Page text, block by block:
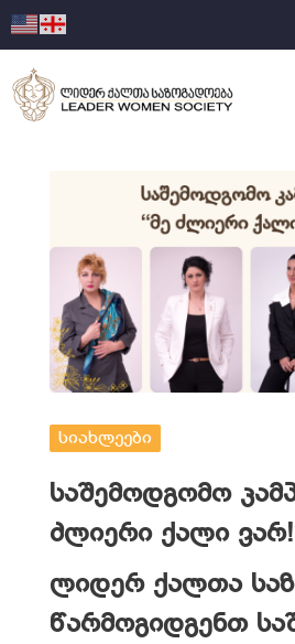
სიახლეები
საშემოდგომო
ძლიერი ქალი
ლიდერ ქალთა
წარმოგიდგენთ